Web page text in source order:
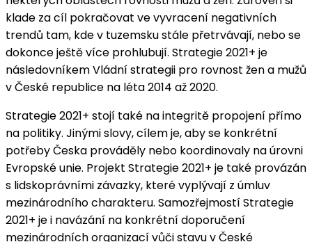
klade za cíl pokračovat ve vyvracení negativních
trendů tam, kde v tuzemsku stále přetrvávají, nebo se
dokonce ještě více prohlubují. Strategie 2021+ je
následovníkem Vládní strategii pro rovnost žen a mužů
v České republice na léta 2014 až 2020.
Strategie 2021+ stojí také na integritě propojení přímo
na politiky. Jinými slovy, cílem je, aby se konkrétní
potřeby Česka prováděly nebo koordinovaly na úrovni
Evropské unie. Projekt Strategie 2021+ je také provázán
s lidskoprávními závazky, které vyplývají z úmluv
mezinárodního charakteru. Samozřejmostí Strategie
2021+ je i navázání na konkrétní doporučení
mezinárodních organizací vůči stavu v České